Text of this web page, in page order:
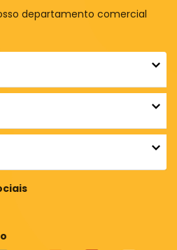
departamento comercial